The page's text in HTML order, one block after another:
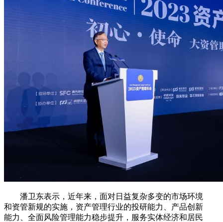
潘卫东表示，近年来，面对日益复杂多变的市场环境
和资管新规的实施，资产管理行业的投研能力、产品创新
能力、全面风险管理能力稳步提升，服务实体经济和居民